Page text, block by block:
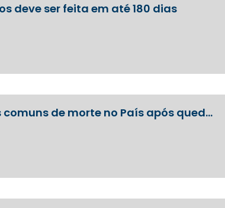
deve ser feita em até 180 dias
de morte no País após qued…